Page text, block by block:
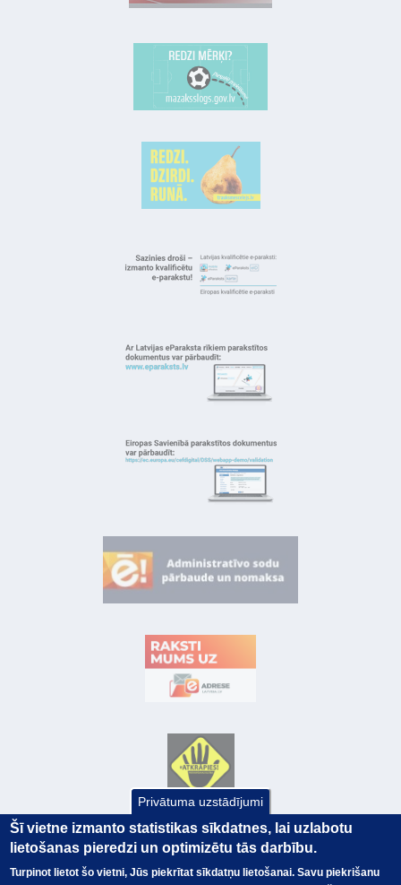
Privātuma uzstādījumi
Šī vietne izmanto statistikas sīkdatnes, lai uzlabotu
lietošanas pieredzi un optimizētu tās darbību.
Turpinot lietot šo vietni, Jūs piekrītat sīkdatņu lietošanai. Savu piekrišanu